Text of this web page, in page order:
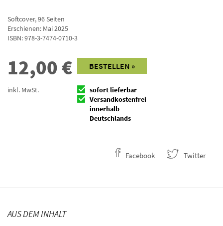
Softcover,96Seiten
Erschienen: Mai 2025
ISBN:978-3-7474-0710-3
12,00€
inkl. MwSt.
BESTELLEN »
sofort lieferbar
Versandkostenfrei
innerhalb
Deutschlands
Facebook Twitter
AUS DEM INHALT